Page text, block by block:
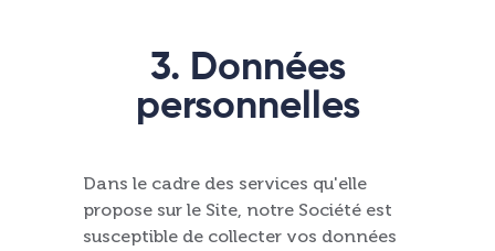
3. Données
personnelles
Dans le cadre des services qu'elle
propose sur le Site, notre Société est
susceptible de collecter vos données